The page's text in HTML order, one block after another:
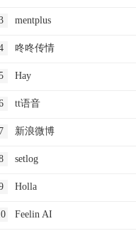
mentplus
咚咚传情
Hay
tt语音
7 新浪微博
setlog
Holla
Feelin AI